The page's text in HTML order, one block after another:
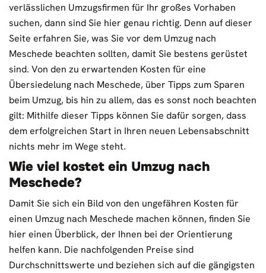
verlässlichen Umzugsfirmen für Ihr großes Vorhaben
suchen, dann sind Sie hier genau richtig. Denn auf dieser
Seite erfahren Sie, was Sie vor dem Umzug nach
Meschede beachten sollten, damit Sie bestens gerüstet
sind. Von den zu erwartenden Kosten für eine
Übersiedelung nach Meschede, über Tipps zum Sparen
beim Umzug, bis hin zu allem, das es sonst noch beachten
gilt: Mithilfe dieser Tipps können Sie dafür sorgen, dass
dem erfolgreichen Start in Ihren neuen Lebensabschnitt
nichts mehr im Wege steht.
Wie viel kostet ein Umzug nach
Meschede?
Damit Sie sich ein Bild von den ungefähren Kosten für
einen Umzug nach Meschede machen können, finden Sie
hier einen Überblick, der Ihnen bei der Orientierung
helfen kann. Die nachfolgenden Preise sind
Durchschnittswerte und beziehen sich auf die gängigsten